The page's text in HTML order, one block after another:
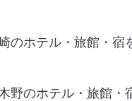
のホテル・旅館・宿
野のホテル・旅館・